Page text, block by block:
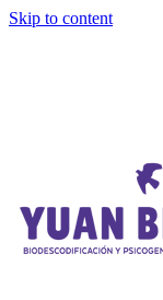
Skip to content